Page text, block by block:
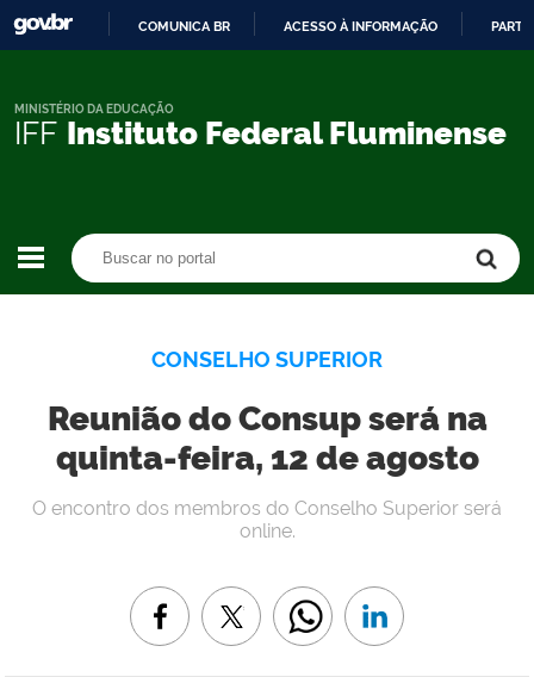
CONTEÚDO
COMUNICA BR ACESSO À INFORMAÇÃO
IFF Instituto Federal Fluminense
MINISTÉRIO DA EDUCAÇÃO
CONSELHO SUPERIOR
Reunião do Consup será na
quinta-feira, 12 de agosto
O encontro dos membros do Conselho Superior será
online.